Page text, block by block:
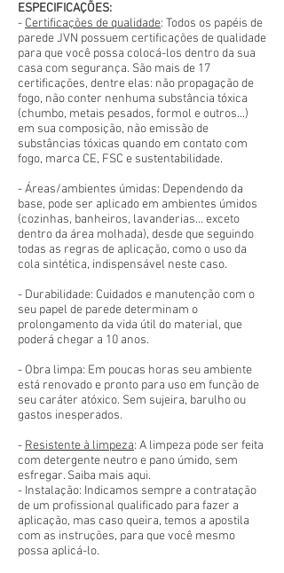
ESPECIFICAÇÕES:
- Certificações de qualidade: Todos os papéis de
parede JVN possuem certificações de qualidade
para que você possa colocá-los dentro da sua
casa com segurança. São mais de 17
certificações, dentre elas: não propagação de
fogo, não conter nenhuma substância tóxica
(chumbo, metais pesados, formol e outros...)
em sua composição, não emissão de
substâncias tóxicas quando em contato com
fogo, marca CE, FSC e sustentabilidade.
- Áreas/ambientes úmidas: Dependendo da
base, pode ser aplicado em ambientes úmidos
(cozinhas, banheiros, lavanderias... exceto
dentro da área molhada), desde que seguindo
todas as regras de aplicação, como o uso da
cola sintética, indispensável neste caso.
- Durabilidade: Cuidados e manutenção com o
seu papel de parede determinam o
prolongamento da vida útil do material, que
poderá chegar a 10 anos.
- Obra limpa: Em poucas horas seu ambiente
está renovado e pronto para uso em função de
seu caráter atóxico. Sem sujeira, barulho ou
gastos inesperados.
- Resistente à limpeza: A limpeza pode ser feita
com detergente neutro e pano úmido, sem
esfregar. Saiba mais aqui.
- Instalação: Indicamos sempre a contratação
de um profissional qualificado para fazer a
aplicação, mas caso queira, temos a apostila
com as instruções, para que você mesmo
possa aplicá-lo.